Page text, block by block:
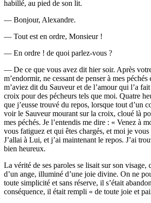
habillé, au pied de son lit.
— Bonjour, Alexandre.
— Tout est en ordre, Monsieur !
— En ordre ! de quoi parlez-vous ?
— De ce que vous avez dit hier soir. Après
m’endormir, ne cessant de penser à mes péchés
m’aviez dit du Sauveur et de l’amour qui l’a
croix pour des pécheurs tels que moi. Quatre
que j’eusse trouvé du repos, lorsque tout d’un
voir le Sauveur mourant sur la croix, cloué là
mes péchés. Je l’entendis me dire : « Venez à
vous fatiguez et qui êtes chargés, et moi je
J’allai à Lui, et j’ai maintenant le repos. J’ai
bien heureux.
La vérité de ses paroles se lisait sur son visage,
d’un ange, illuminé d’une joie divine. On ne
toute simplicité et sans réserve, il s’était
conséquence, il était rempli « de toute joie et